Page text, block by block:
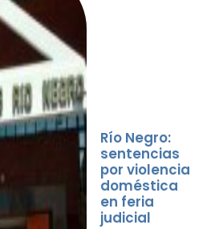
Río Negro:
sentencias
por violencia
doméstica
en feria
judicial